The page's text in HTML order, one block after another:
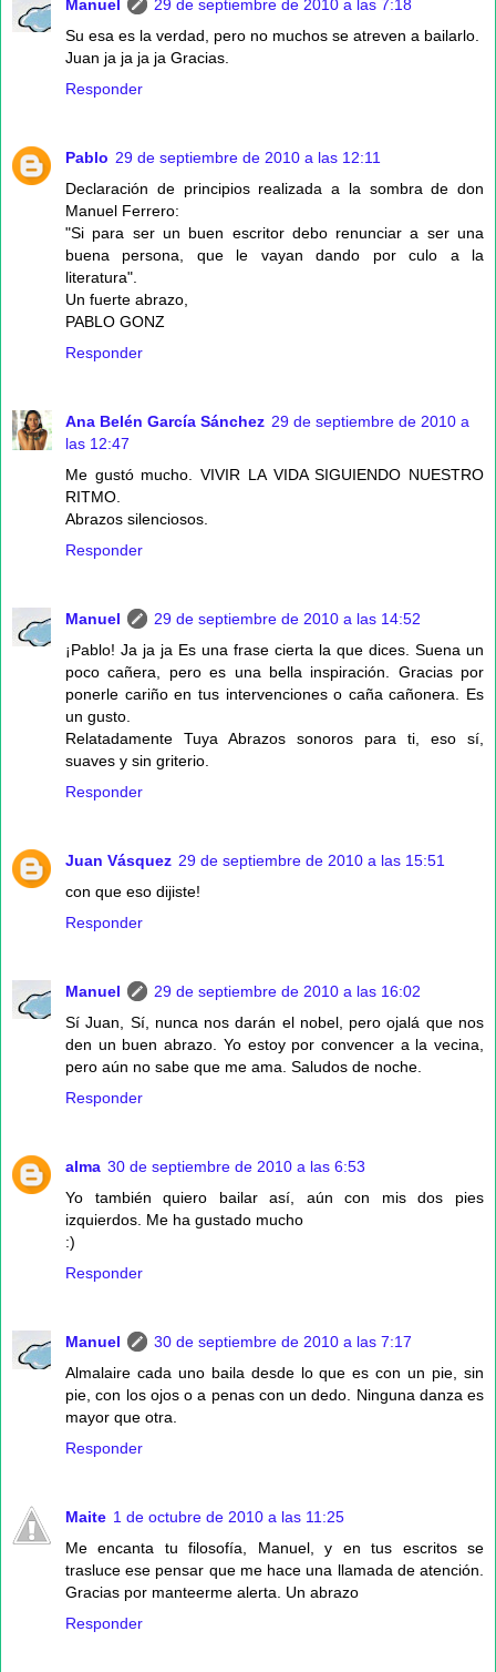
Manuel
29 de septiembre de 2010 a las 7:18
Su esa es la verdad, pero no muchos se atreven a bailarlo.
Juan ja ja ja ja Gracias.
Responder
Pablo 29 de septiembre de 2010 a las 12:11
Declaración de principios realizada a la sombra de don
Manuel Ferrero:
"Si para ser un buen escritor debo renunciar a ser una
buena persona, que le vayan dando por culo a la
literatura".
Un fuerte abrazo,
PABLO GONZ
Responder
Ana Belén García Sánchez 29 de septiembre de 2010 a
las 12:47
Me gustó mucho. VIVIR LA VIDA SIGUIENDO NUESTRO
RITMO.
Abrazos silenciosos.
Responder
Manuel
29 de septiembre de 2010 a las 14:52
¡Pablo! Ja ja ja Es una frase cierta la que dices. Suena un
poco cañera, pero es una bella inspiración. Gracias por
ponerle cariño en tus intervenciones o caña cañonera. Es
un gusto.
Relatadamente Tuya Abrazos sonoros para ti, eso sí,
suaves y sin griterio.
Responder
Juan Vásquez 29 de septiembre de 2010 a las 15:51
con que eso dijiste!
Responder
Manuel
29 de septiembre de 2010 a las 16:02
Sí Juan, Sí, nunca nos darán el nobel, pero ojalá que nos
den un buen abrazo. Yo estoy por convencer a la vecina,
pero aún no sabe que me ama. Saludos de noche.
Responder
alma 30 de septiembre de 2010 a las 6:53
Yo también quiero bailar así, aún con mis dos pies
izquierdos. Me ha gustado mucho
:)
Responder
Manuel
30 de septiembre de 2010 a las 7:17
Almalaire cada uno baila desde lo que es con un pie, sin
pie, con los ojos o a penas con un dedo. Ninguna danza es
mayor que otra.
Responder
Maite 1 de octubre de 2010 a las 11:25
Me encanta tu filosofía, Manuel, y en tus escritos se
trasluce ese pensar que me hace una llamada de atención.
Gracias por manteerme alerta. Un abrazo
Responder